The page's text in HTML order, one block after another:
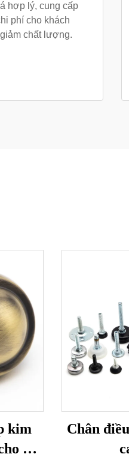
hợp lý, cung cấp
phí cho khách
chất lượng.
kim
nội
Chân